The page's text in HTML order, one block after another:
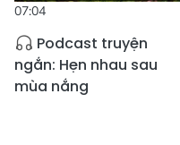
07:04
Podcast truyện
ngắn: Hẹn nhau sau
mùa nắng